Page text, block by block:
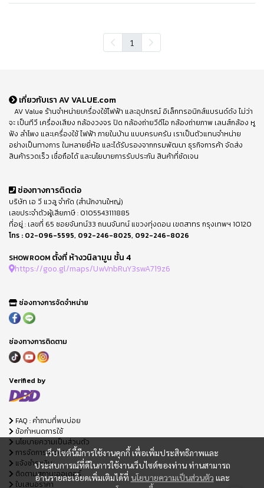
1
เว็บไซต์นี้มีการใช้งานคุกกี้ เพื่อเพิ่มประสิทธิภาพและ
ประสบการณ์ที่ดีในการใช้งานเว็บไซต์ของท่าน ท่านสามารถ
อ่านรายละเอียดเพิ่มเติมได้ที่ นโยบายความเป็นส่วนตัว และ
เกี่ยวกับเรา AV VALUE.com
AV Value ร้านจำหน่ายเครื่องใช้ไฟฟ้า และอุปกรณ์ อิเล็กทรอนิกส์แบรนด์ดัง ไม่ว่า
จะ เป็นทีวี เครื่องเสียง กล้องวงจร ปิด กล้องถ่ายวีดีโอ กล้องถ่ายภาพ เลนส์กล้อง หู
ฟัง ลำโพง และเครื่องใช้ ไฟฟ้า ภายในบ้าน แบบครบครัน เราเป็นตัวแทนจำหน่าย
อย่างเป็นทางการ ในหลายยี่ห้อ และได้รับรองจากกรมพัฒนา ธุรกิจการค้า จัดส่ง
สินค้ารวดเร็ว เชื่อถือได้ และนโยบายการรับประกัน สินค้าที่ชัดเจน
ช่องทางการติดต่อ
บริษัท เอ วี แวลู จำกัด (สำนักงานใหญ่)
เลขประจำตัวผู้เสียภาษี : 0105543111885
ที่อยู่ : เลขที่ 65 ซอยจันทน์33 ถนนจันทน์ แขวงทุ่งดอน เขตสาทร กรุงเทพฯ 10120
โทร : 02-096-5595, 092-246-8025, 092-246-8026
SHOWROOM ตั้งที่ ห้างวนิลามูน ชั้น 4
https://goo.gl/maps/UwVnbRuY3swA719z6
ช่องทางการจัดจำหน่าย
ช่องทางการติดตาม
Verified by
FAQ : คำถามที่พบบ่อย
ข้อกำหนดการใช้
นโยบายความเป็นส่วนตัว
การจัดการ Cookie
แจ้งชำระเงิน
ติดตามสถานะออเดอร์
ใบเสนอราคา